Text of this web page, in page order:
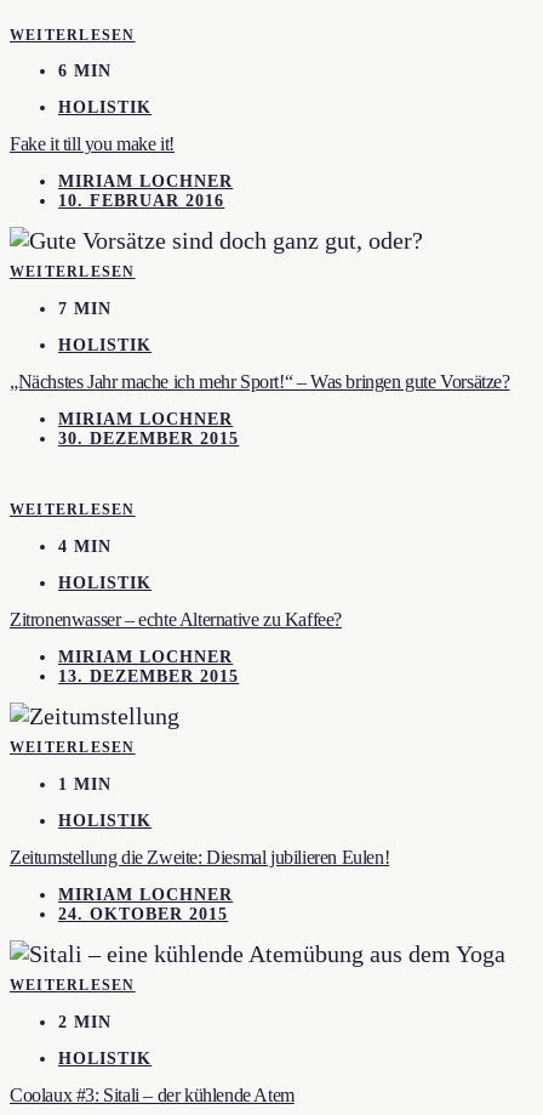
WEITERLESEN
6 MIN
HOLISTIK
Fake it till you make it!
MIRIAM LOCHNER
10. FEBRUAR 2016
WEITERLESEN
7 MIN
HOLISTIK
„Nächstes Jahr mache ich mehr Sport!“ – Was bringen gute Vorsätze?
MIRIAM LOCHNER
30. DEZEMBER 2015
WEITERLESEN
4 MIN
HOLISTIK
Zitronenwasser – echte Alternative zu Kaffee?
MIRIAM LOCHNER
13. DEZEMBER 2015
WEITERLESEN
1 MIN
HOLISTIK
Zeitumstellung die Zweite: Diesmal jubilieren Eulen!
MIRIAM LOCHNER
24. OKTOBER 2015
WEITERLESEN
2 MIN
HOLISTIK
Coolaux #3: Sitali – der kühlende Atem